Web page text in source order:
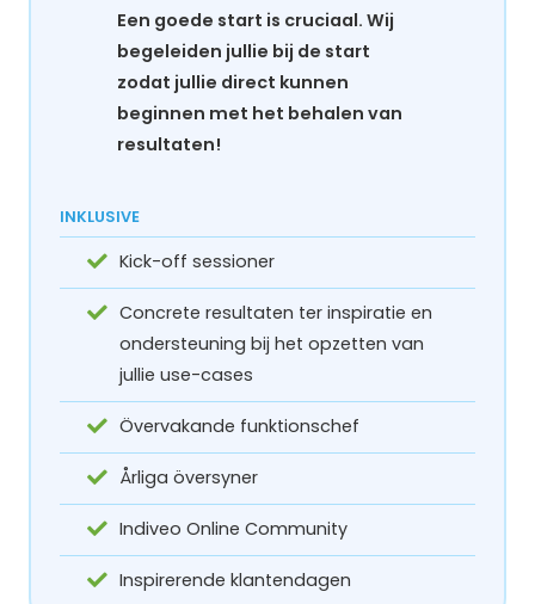
Een goede start is cruciaal. Wij
begeleiden jullie bij de start
zodat jullie direct kunnen
beginnen met het behalen van
resultaten!
INKLUSIVE
Kick-off sessioner
Concrete resultaten ter inspiratie en
ondersteuning bij het opzetten van
jullie use-cases
Övervakande funktionschef
Årliga översyner
Indiveo Online Community
Inspirerende klantendagen